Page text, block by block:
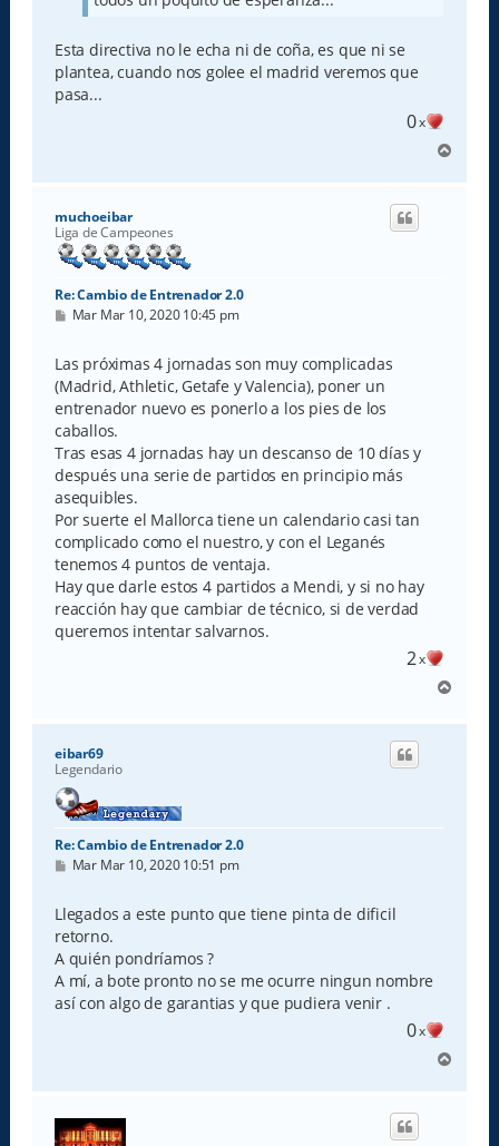
Esta directiva no le echa ni de coña, es que ni se
plantea, cuando nos golee el madrid veremos que
pasa...
0x
r
muchoeibar
Liga de Campeones
Re: Cambio de Entrenador 2.0
M
s
a
j
e
Mar Mar 10, 2020 10:45 pm
Las próximas 4 jornadas son muy complicadas
(Madrid, Athletic, Getafe y Valencia), poner un
entrenador nuevo es ponerlo a los pies de los
caballos.
Tras esas 4 jornadas hay un descanso de 10 días y
después una serie de partidos en principio más
asequibles.
Por suerte el Mallorca tiene un calendario casi tan
complicado como el nuestro, y con el Leganés
tenemos 4 puntos de ventaja.
Hay que darle estos 4 partidos a Mendi, y si no hay
reacción hay que cambiar de técnico, si de verdad
queremos intentar salvarnos.
2x
r
eibar69
Legendario
Re: Cambio de Entrenador 2.0
M
s
a
j
e
Mar Mar 10, 2020 10:51 pm
Llegados a este punto que tiene pinta de dificil
retorno.
A quién pondríamos ?
A mí, a bote pronto no se me ocurre ningun nombre
así con algo de garantias y que pudiera venir .
0x
r